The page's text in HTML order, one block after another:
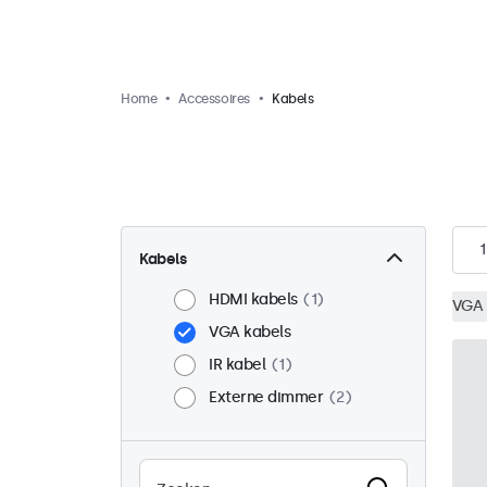
Home Accessoires Kabels
Kabels
HDMI kabels
1
VGA kabels
IR kabel
1
Externe dimmer
2
1